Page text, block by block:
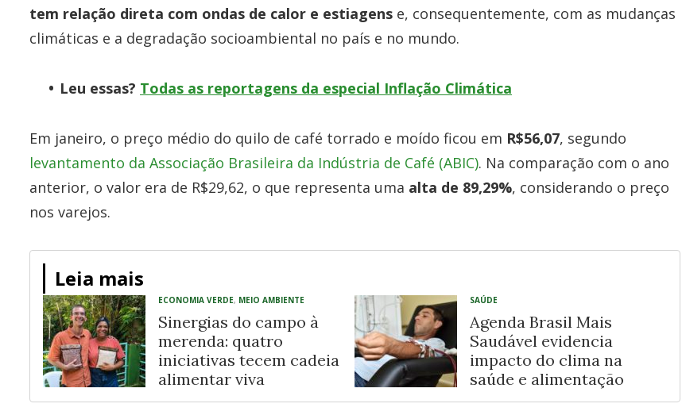
tem relação direta com ondas de calor e estiagens e, consequentemente, com as mudanças
climáticas e a degradação socioambiental no país e no mundo.
Leu essas? Todas as reportagens da especial Inflação Climática
Em janeiro, o preço médio do quilo de café torrado e moído ficou em R$56,07, segundo
levantamento da Associação Brasileira da Indústria de Café (ABIC). Na comparação com o ano
anterior, o valor era de R$29,62, o que representa uma alta de 89,29%, considerando o preço
nos varejos.
Leia mais
ECONOMIA VERDE, MEIO AMBIENTE
Sinergias do campo à
merenda: quatro
iniciativas tecem cadeia
alimentar viva
SAÚDE
Agenda Brasil Mais
Saudável evidencia
impacto do clima na
saúde e alimentação